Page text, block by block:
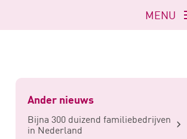
Navigatie
openen
MENU
Ander nieuws
Bijna 300 duizend familiebedrijven
in Nederland